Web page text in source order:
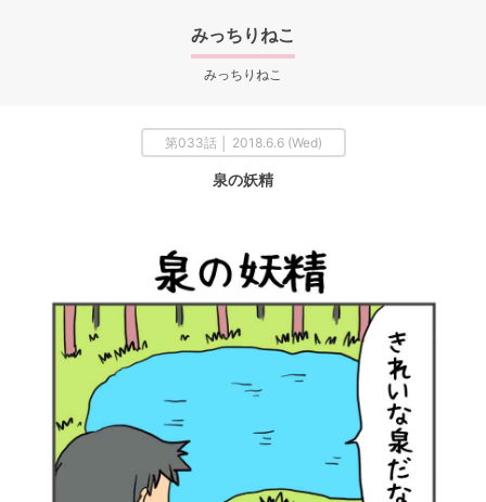
みっちりねこ
みっちりねこ
第033話 │ 2018.6.6 (Wed)
泉の妖精